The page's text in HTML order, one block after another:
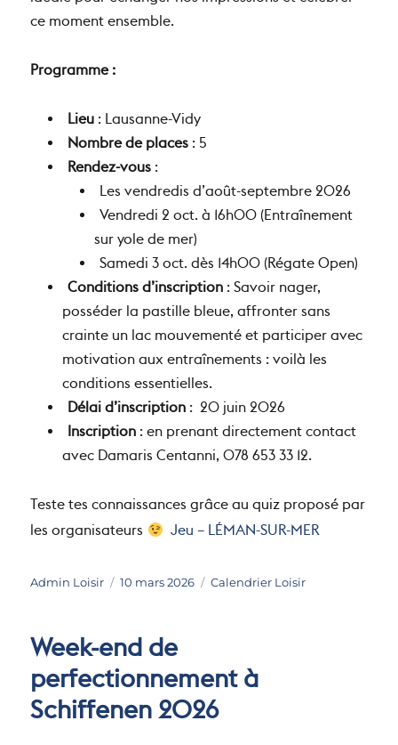
ce moment ensemble.
Programme :
Lieu: Lausanne-Vidy
Nombre de places: 5
Rendez-vous:
Les vendredis d’août-septembre 2026
Vendredi 2 oct. à 16h00 (Entraînement
sur yole de mer)
Samedi 3 oct. dès 14h00 (Régate Open)
Conditions d’inscription: Savoir nager,
posséder la pastille bleue, affronter sans
crainte un lac mouvementé et participer avec
motivation aux entraînements : voilà les
conditions essentielles.
Délai d’inscription: 20 juin 2026
Inscription: en prenant directement contact
avec Damaris Centanni, 078 653 33 12.
Teste tes connaissances grâce au quiz proposé par
les organisateurs
Jeu – LÉMAN-SUR-MER
Auteur
Admin Loisir
Publié
10 mars 2026 Catégories
Calendrier Loisir
Week-end de
perfectionnement à
Schiffenen 2026